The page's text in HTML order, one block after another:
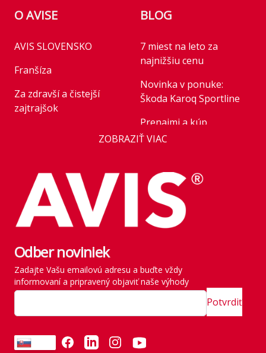
O AVISE
AVIS SLOVENSKO
Franšíza
Za zdravší a čistejší
zajtrajšok
Kariéra
Franchise
Kľúčoví zamestnanci
História
SITE MAP
BLOG
7 miest na leto za
najnižšiu cenu
Novinka v ponuke:
Škoda Karoq Sportline
Prenajmi a kúp
Novinka v ponuke:
Style Plus
Parkovanie pre rastúce
flotily: nové modely
mobility v roku 2026
Vyzdvihnutie vozidla
Zavádzame vlastné
Odvezte si všetko naraz
ZOBRAZIŤ VIAC
Odber noviniek
Zadajte Vašu emailovú adresu a buďte vždy
informovaní a pripravený objaviť naše výhody
Potvrdiť
FACEBOOKLINKEDININSTAGRAM
YOUTUBE